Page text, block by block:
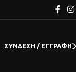
ΣΎΝΔΕΣΗ / ΕΓΓΡΑΦΉ